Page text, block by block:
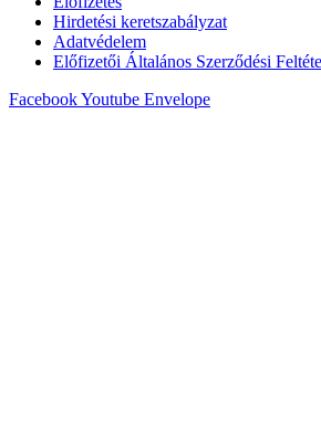
Hirdetési keretszabályzat
Adatvédelem
Előfizetői Általános Szerződési
FacebookYoutube Envelope